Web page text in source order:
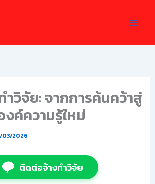
วิจัย: จากการค้นคว้าสู่
งค์ความรู้ใหม่
03/2026
ติดต่อจ้างทำวิจัย